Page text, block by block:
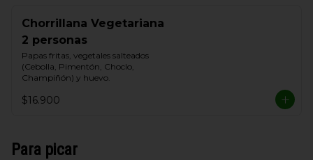
Chorrillana Vegetariana
2 personas
Papas fritas, vegetales salteados
(Cebolla, Pimentón, Choclo,
Champiñón) y huevo.
$16.900
Para picar